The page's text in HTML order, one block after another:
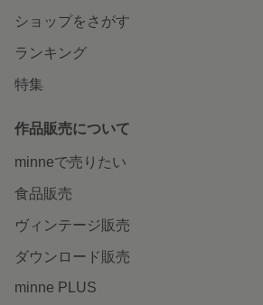
ショップをさがす
ランキング
特集
作品販売について
minneで売りたい
食品販売
ヴィンテージ販売
ダウンロード販売
minne PLUS